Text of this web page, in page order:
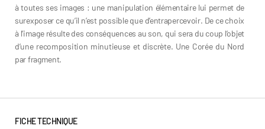
à toutes ses images : une manipulation élémentaire lui permet de
surexposer ce qu’il n’est possible que d’entrapercevoir. De ce choix
à l’image résulte des conséquences au son, qui sera du coup l’objet
d’une recomposition minutieuse et discrète. Une Corée du Nord
par fragment.
FICHE TECHNIQUE